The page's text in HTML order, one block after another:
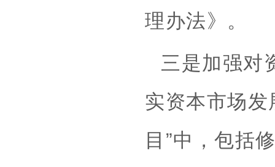
理办法》。
三是加强对
实资本市场发
目”中，包括